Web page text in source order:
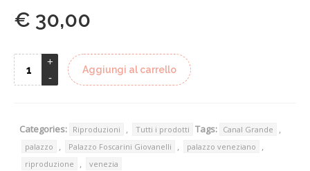
€ 30,00
Aggiungi al carrello
Categories: Riproduzioni , Tutti i prodotti Tags: Canal Grande ,
palazzo , Palazzo Foscarini Giovanelli , palazzo veneziano ,
riproduzione , venezia